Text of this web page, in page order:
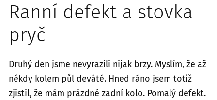
Ranní defekt a stovka
pryč
Druhý den jsme nevyrazili nijak brzy. Myslím, že až
někdy kolem půl deváté. Hned ráno jsem totiž
zjistil, že mám prázdné zadní kolo. Pomalý defekt.